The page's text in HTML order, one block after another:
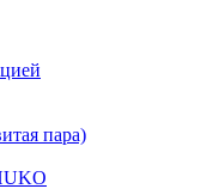
пара)